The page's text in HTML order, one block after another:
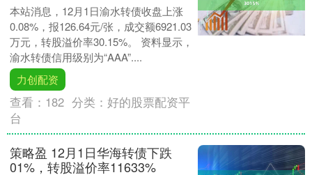
本站消息，12月1日渝水转债收盘上涨
0.08%，报126.64元/张，成交额6921.03
万元，转股溢价率30.15%。 资料显示，
渝水转债信用级别为“AAA”....
力创配资
查看： 182 分类：好的股票配资平
台
策略盈 12月1日华海转债下跌
01%，转股溢价率11633%